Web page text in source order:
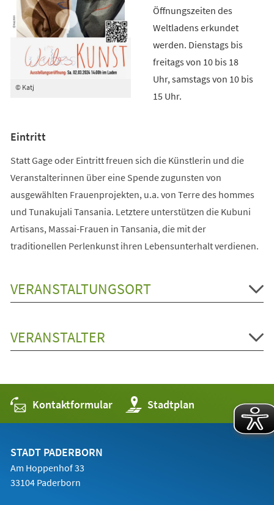
© Katj
Öffnungszeiten des
Weltladens erkundet
werden. Dienstags bis
freitags von 10 bis 18
Uhr, samstags von 10 bis
15 Uhr.
Eintritt
Statt Gage oder Eintritt freuen sich die Künstlerin und die
Veranstalterinnen über eine Spende zugunsten von
ausgewählten Frauenprojekten, u.a. von Terre des hommes
und Tunakujali Tansania. Letztere unterstützen die Kubuni
Artisans, Massai-Frauen in Tansania, die mit der
traditionellen Perlenkunst ihren Lebensunterhalt verdienen.
VERANSTALTUNGSORT
VERANSTALTER
Kontaktformular Stadtplan
(Öffnet
in
einem
STADT PADERBORN
Am Hoppenhof 33
33104 Paderborn